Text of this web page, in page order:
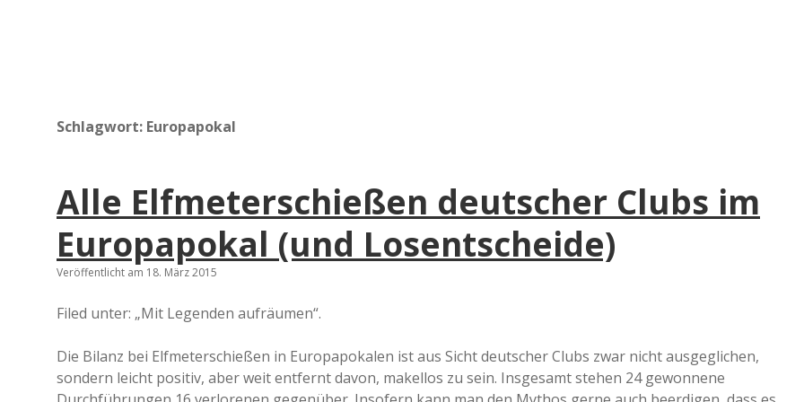
a
d
Schlagwort: Europapokal
Alle Elfmeterschießen deutscher Clubs im
Europapokal (und Losentscheide)
Veröffentlicht am 18. März 2015
Filed unter: „Mit Legenden aufräumen“.
Die Bilanz bei Elfmeterschießen in Europapokalen ist aus Sicht deutscher Clubs zwar nicht ausgeglichen,
sondern leicht positiv, aber weit entfernt davon, makellos zu sein. Insgesamt stehen 24 gewonnene